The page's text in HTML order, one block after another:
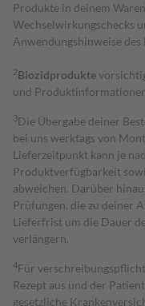
Produkte in deinem
Wechselwirkungschecks
Anwendungshinweise des
2Biozidprodukte
und
3Die Übergabe deiner
bei uns werktags von
Lieferzeitpunkt kann je
Produktverfügbarkeit
abweichen. Darüber
Prüfungen, die zu deiner
Lieferfrist um die Dauer
verlängern.
4Für
Rezept aus und der
gesetzliche